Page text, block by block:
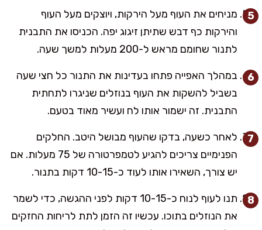
מניחים את העוף מעל הירקות, ויוצקים מעל העוף
והירקות כף דבש שתיתן זיגוג יפה. הכניסו את התבנית
לתנור שחומם מראש ל-200 מעלות למשך שעה.
במהלך האפייה פתחו בעדינות את התנור כל חצי שעה
בשביל להשקות את העוף בנוזלים שניגרו לתחתית
התבנית. זה ישמור אותו לח ועשיר מאוד בטעם.
לאחר כשעה, בדקו שהעוף מבושל היטב. החלקים
הפנימיים צריכים להגיע לטמפרטורה של 75 מעלות. אם
יש צורך, השאירו אותו לעוד כ-10-15 דקות בתנור.
תנו לעוף לנוח כ-10-15 דקות לפני ההגשה, כדי לשמר
את הנוזלים בתוכו. עכשיו זה הזמן לתת לריחות החזקים